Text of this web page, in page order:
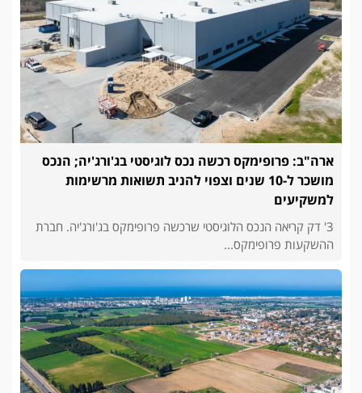
ארה"ב: פרופימקס רכשה נכס לוגיסטי בג'ורג'יה; הנכס
מושכר ל-10 שנים וצפוי להניב תשואות מרשימות
למשקיעים
3' דק קריאה הנכס הלוגיסטי שרכשה פרופימקס בג'ורג'יה. חברת
ההשקעות פרופימקס...